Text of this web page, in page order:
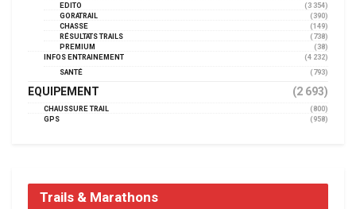
EDITO
(3 354)
GORATRAIL
(390)
CHASSE
(149)
RÉSULTATS TRAILS
(738)
PREMIUM
(38)
INFOS ENTRAINEMENT
(4 232)
SANTÉ
(793)
EQUIPEMENT (2 693)
CHAUSSURE TRAIL
(800)
GPS
(958)
Trails & Marathons